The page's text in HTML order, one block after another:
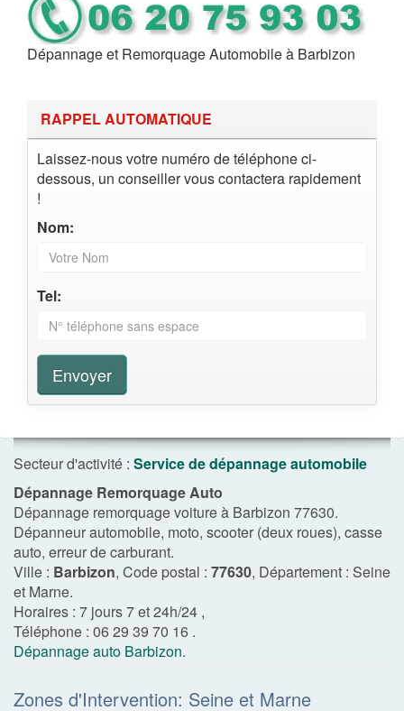
Dépannage et Remorquage Automobile à Barbizon
RAPPEL AUTOMATIQUE
Laissez-nous votre numéro de téléphone ci-
dessous, un conseiller vous contactera rapidement
!
Nom:
Tel:
Envoyer
Secteur d'activité : Service de dépannage automobile
Dépannage Remorquage Auto
Dépannage remorquage voiture à Barbizon 77630.
Dépanneur automobile, moto, scooter (deux roues), casse
auto, erreur de carburant.
Ville : Barbizon, Code postal : 77630, Département : Seine
et Marne.
Horaires : 7 jours 7 et 24h/24 ,
Téléphone : 06 29 39 70 16 .
Dépannage auto Barbizon.
Zones d'Intervention: Seine et Marne